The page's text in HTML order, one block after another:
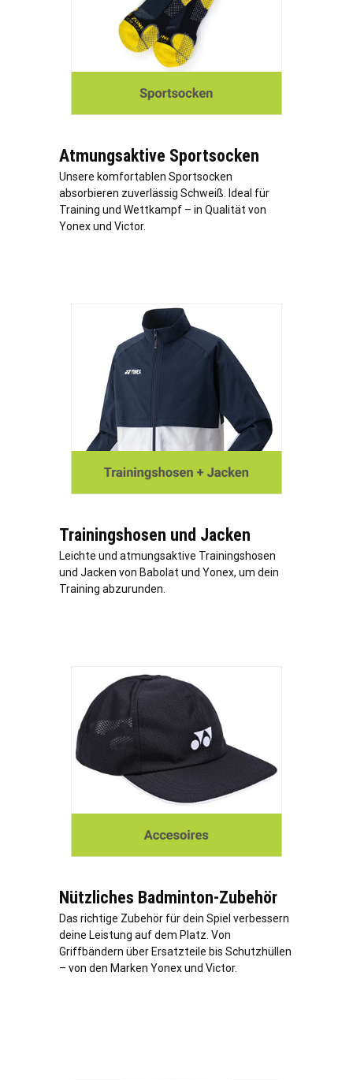
Atmungsaktive Sportsocken
Unsere komfortablen Sportsocken
absorbieren zuverlässig Schweiß. Ideal für
Training und Wettkampf – in Qualität von
Yonex und Victor.
Trainingshosen und Jacken
Leichte und atmungsaktive Trainingshosen
und Jacken von Babolat und Yonex, um dein
Training abzurunden.
Nützliches Badminton-Zubehör
Das richtige Zubehör für dein Spiel verbessern
deine Leistung auf dem Platz. Von
Griffbändern über Ersatzteile bis Schutzhüllen
– von den Marken Yonex und Victor.